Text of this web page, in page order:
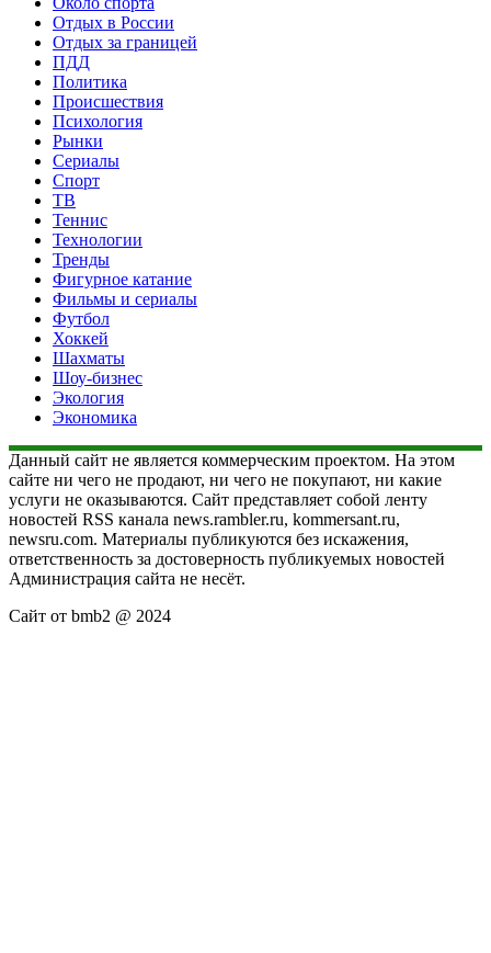
Отдых в России
Отдых за границей
ПДД
Политика
Происшествия
Психология
Рынки
Сериалы
Спорт
ТВ
Теннис
Технологии
Тренды
Фигурное катание
Фильмы и сериалы
Футбол
Хоккей
Шахматы
Шоу-бизнес
Экология
Экономика
Данный сайт не является коммерческим проектом. На этом
сайте ни чего не продают, ни чего не покупают, ни какие
услуги не оказываются. Сайт представляет собой ленту
новостей RSS канала news.rambler.ru, kommersant.ru,
newsru.com. Материалы публикуются без искажения,
ответственность за достоверность публикуемых новостей
Администрация сайта не несёт.
Сайт от bmb2 @ 2024